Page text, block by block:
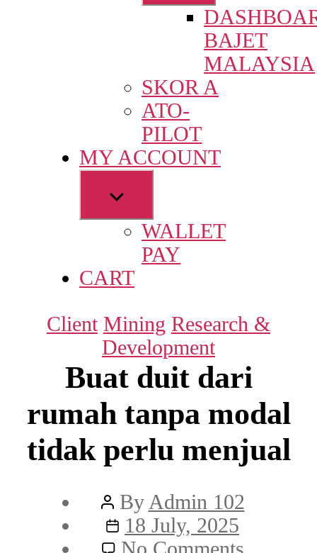
menu
BAJET
MALAYSIA
SKOR A
ATO-
PILOT
MY ACCOUNT
Show
sub
menuWALLET
PAY
CART
Categories
Client Mining Research &
Development
Buat duit dari
rumah tanpa modal
tidak perlu menjual
Post
author
By Admin 102
Post
date
18 July, 2025
on